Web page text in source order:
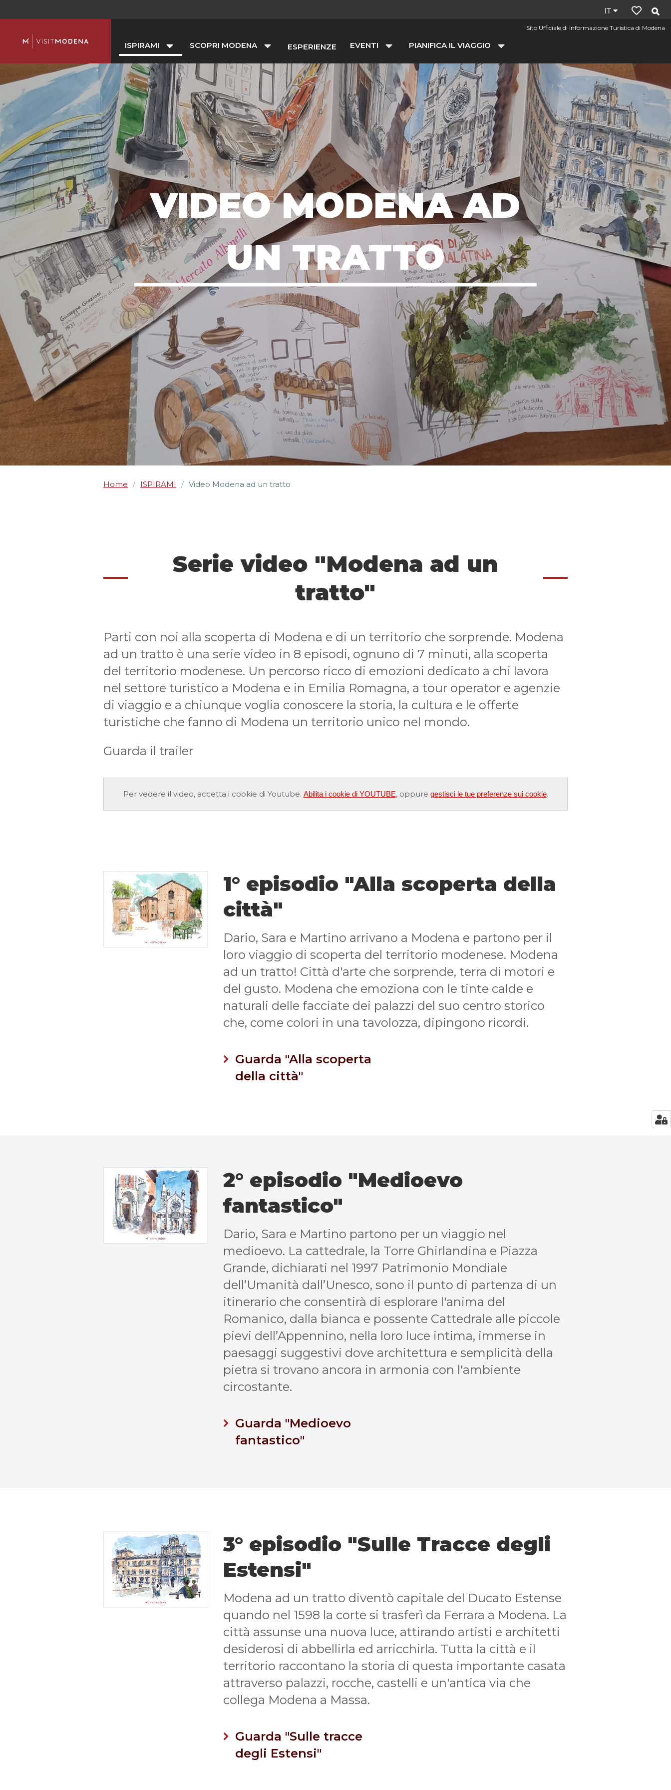
Sito Ufficiale di Informazione Turistica di Modena
ISPIRAMI SCOPRI MODENA ESPERIENZE EVENTI PIANIFICA IL VIAGGIO
Lingua
del
IT
VIDEO MODENA AD
UN TRATTO
Home / ISPIRAMI / Video Modena ad un tratto
Serie video "Modena ad un
tratto"
Parti con noi alla scoperta di Modena e di un territorio che sorprende. Modena
ad un tratto è una serie video in 8 episodi, ognuno di 7 minuti, alla scoperta
del territorio modenese. Un percorso ricco di emozioni dedicato a chi lavora
nel settore turistico a Modena e in Emilia Romagna, a tour operator e agenzie
di viaggio e a chiunque voglia conoscere la storia, la cultura e le offerte
turistiche che fanno di Modena un territorio unico nel mondo.
Guarda il trailer
Per vedere il video, accetta i cookie di Youtube. Abilita i cookie di YOUTUBE, oppure gestisci le tue preferenze sui cookie.
1° episodio "Alla scoperta della
città"
Dario, Sara e Martino arrivano a Modena e partono per il
loro viaggio di scoperta del territorio modenese. Modena
ad un tratto! Città d'arte che sorprende, terra di motori e
del gusto. Modena che emoziona con le tinte calde e
naturali delle facciate dei palazzi del suo centro storico
che, come colori in una tavolozza, dipingono ricordi.
Guarda "Alla scoperta
della città"
2° episodio "Medioevo
fantastico"
Dario, Sara e Martino partono per un viaggio nel
medioevo. La cattedrale, la Torre Ghirlandina e Piazza
Grande, dichiarati nel 1997 Patrimonio Mondiale
dell’Umanità dall’Unesco, sono il punto di partenza di un
itinerario che consentirà di esplorare l'anima del
Romanico, dalla bianca e possente Cattedrale alle piccole
pievi dell’Appennino, nella loro luce intima, immerse in
paesaggi suggestivi dove architettura e semplicità della
pietra si trovano ancora in armonia con l'ambiente
circostante.
Guarda "Medioevo
fantastico"
3° episodio "Sulle Tracce degli
Estensi"
Modena ad un tratto diventò capitale del Ducato Estense
quando nel 1598 la corte si trasferì da Ferrara a Modena. La
città assunse una nuova luce, attirando artisti e architetti
desiderosi di abbellirla ed arricchirla. Tutta la città e il
territorio raccontano la storia di questa importante casata
attraverso palazzi, rocche, castelli e un'antica via che
collega Modena a Massa.
Guarda "Sulle tracce
degli Estensi"